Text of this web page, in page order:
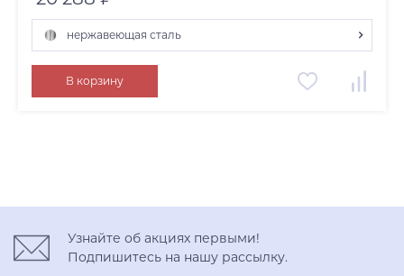
нержавеющая сталь
светлое золото
нержавеющая сталь
В корзину
Узнайте об акциях первыми!
Подпишитесь на нашу рассылку.